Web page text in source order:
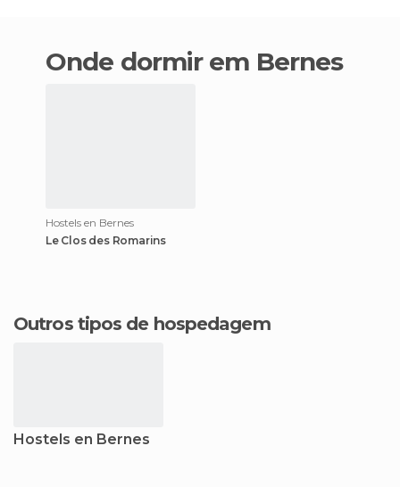
Onde dormir em Bernes
Hostels en Bernes
Le Clos des Romarins
Outros tipos de hospedagem
Hostels en Bernes